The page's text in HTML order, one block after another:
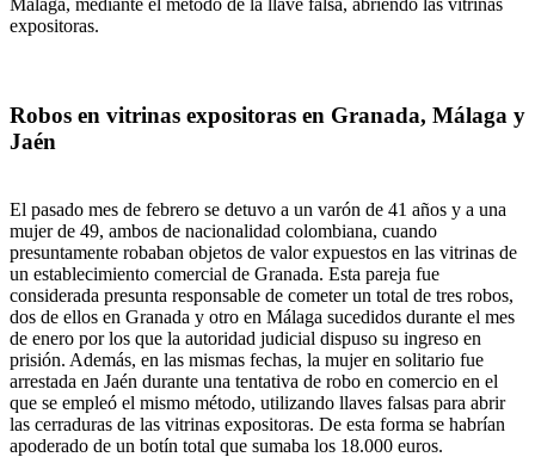
Málaga, mediante el método de la llave falsa, abriendo las vitrinas
expositoras.
Robos en vitrinas expositoras en Granada, Málaga y
Jaén
El pasado mes de febrero se detuvo a un varón de 41 años y a una
mujer de 49, ambos de nacionalidad colombiana, cuando
presuntamente robaban objetos de valor expuestos en las vitrinas de
un establecimiento comercial de Granada. Esta pareja fue
considerada presunta responsable de cometer un total de tres robos,
dos de ellos en Granada y otro en Málaga sucedidos durante el mes
de enero por los que la autoridad judicial dispuso su ingreso en
prisión. Además, en las mismas fechas, la mujer en solitario fue
arrestada en Jaén durante una tentativa de robo en comercio en el
que se empleó el mismo método, utilizando llaves falsas para abrir
las cerraduras de las vitrinas expositoras. De esta forma se habrían
apoderado de un botín total que sumaba los 18.000 euros.